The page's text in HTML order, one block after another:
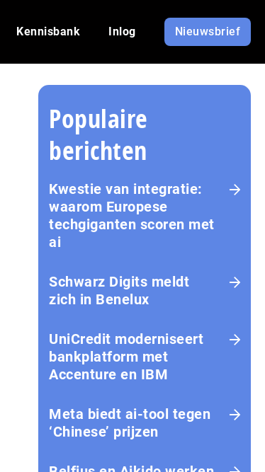
Kennisbank Inlog Nieuwsbrief
Populaire
berichten
Kwestie van integratie:
waarom Europese
techgiganten scoren met
ai
Schwarz Digits meldt
zich in Benelux
UniCredit moderniseert
bankplatform met
Accenture en IBM
Meta biedt ai-tool tegen
‘Chinese’ prijzen